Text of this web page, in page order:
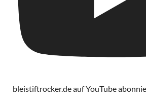
bleistiftrocker.de auf YouTube